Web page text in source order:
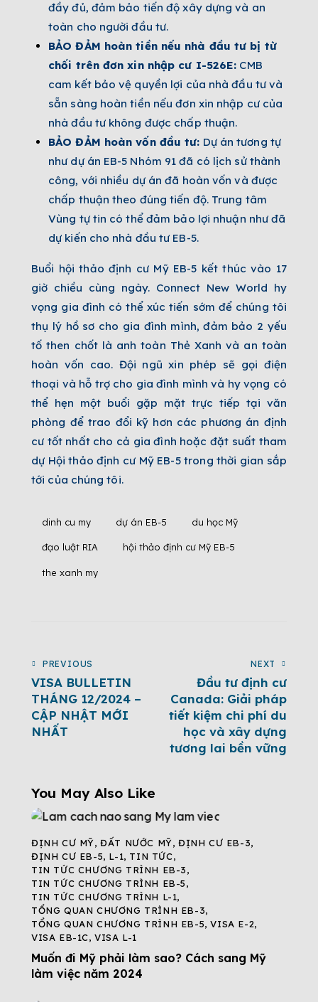
đầy đủ, đảm bảo tiến độ xây dựng và an
toàn cho người đầu tư.
BẢO ĐẢM hoàn tiền nếu nhà đầu tư bị từ
chối trên đơn xin nhập cư I-526E: CMB
cam kết bảo vệ quyền lợi của nhà đầu tư và
sẵn sàng hoàn tiền nếu đơn xin nhập cư của
nhà đầu tư không được chấp thuận.
BẢO ĐẢM hoàn vốn đầu tư: Dự án tương tự
như dự án EB-5 Nhóm 91 đã có lịch sử thành
công, với nhiều dự án đã hoàn vốn và được
chấp thuận theo đúng tiến độ. Trung tâm
Vùng tự tin có thể đảm bảo lợi nhuận như đã
dự kiến cho nhà đầu tư EB-5.
Buổi hội thảo định cư Mỹ EB-5 kết thúc vào 17
giờ chiều cùng ngày. Connect New World hy
vọng gia đình có thể xúc tiến sớm để chúng tôi
thụ lý hồ sơ cho gia đình mình, đảm bảo 2 yếu
tố then chốt là anh toàn Thẻ Xanh và an toàn
hoàn vốn cao. Đội ngũ xin phép sẽ gọi điện
thoại và hỗ trợ cho gia đình mình và hy vọng có
thể hẹn một buổi gặp mặt trực tiếp tại văn
phòng để trao đổi kỹ hơn các phương án định
cư tốt nhất cho cả gia đình hoặc đặt suất tham
dự Hội thảo định cư Mỹ EB-5 trong thời gian sắp
tới của chúng tôi.
dinh cu my dự án EB-5 du học Mỹ
đạo luật RIA hội thảo định cư Mỹ EB-5
the xanh my
PREVIOUS
VISA BULLETIN
THÁNG 12/2024 –
CẬP NHẬT MỚI
NHẤT
NEXT
Đầu tư định cư
Canada: Giải pháp
tiết kiệm chi phí du
học và xây dựng
tương lai bền vững
You May Also Like
ĐỊNH CƯ MỸ,ĐẤT NƯỚC MỸ,ĐỊNH CƯ EB-3,
ĐỊNH CƯ EB-5, L-1, TIN TỨC,
TIN TỨC CHƯƠNG TRÌNH EB-3,
TIN TỨC CHƯƠNG TRÌNH EB-5,
TIN TỨC CHƯƠNG TRÌNH L-1,
TỔNG QUAN CHƯƠNG TRÌNH EB-3,
TỔNG QUAN CHƯƠNG TRÌNH EB-5,VISA E-2,
VISA EB-1C,VISA L-1
Muốn đi Mỹ phải làm sao? Cách sang Mỹ
làm việc năm 2024